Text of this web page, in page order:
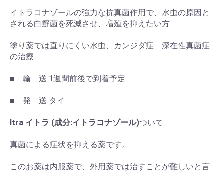
イトラコナゾールの強力な抗真菌作用で、水虫の原因と
される白癬菌を死滅させ、増殖を抑えたい方
塗り薬では直りにくい水虫、カンジダ症 深在性真菌症
の治療
■ 輸 送 1週間前後で到着予定
■ 発 送 タイ
Itra イトラ (成分:イトラコナゾール)ついて
真菌による症状を抑える薬です。
このお薬は内服薬で、外用薬では治すことが難しいと言